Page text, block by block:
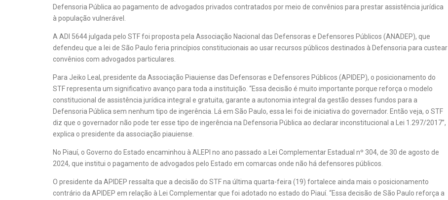
Defensoria Pública ao pagamento de advogados privados contratados por meio de convênios para prestar assistência jurídica
à população vulnerável.
A ADI 5644 julgada pelo STF foi proposta pela Associação Nacional das Defensoras e Defensores Públicos (ANADEP), que
defendeu que a lei de São Paulo feria princípios constitucionais ao usar recursos públicos destinados à Defensoria para custear
convênios com advogados particulares.
Para Jeiko Leal, presidente da Associação Piauiense das Defensoras e Defensores Públicos (APIDEP), o posicionamento do
STF representa um significativo avanço para toda a instituição. “Essa decisão é muito importante porque reforça o modelo
constitucional de assistência jurídica integral e gratuita, garante a autonomia integral da gestão desses fundos para a
Defensoria Pública sem nenhum tipo de ingerência. Lá em São Paulo, essa lei foi de iniciativa do governador. Então veja, o STF
diz que o governador não pode ter esse tipo de ingerência na Defensoria Pública ao declarar inconstitucional a Lei 1.297/2017”,
explica o presidente da associação piauiense.
No Piauí, o Governo do Estado encaminhou à ALEPI no ano passado a Lei Complementar Estadual nº 304, de 30 de agosto de
2024, que institui o pagamento de advogados pelo Estado em comarcas onde não há defensores públicos.
O presidente da APIDEP ressalta que a decisão do STF na última quarta-feira (19) fortalece ainda mais o posicionamento
contrário da APIDEP em relação à Lei Complementar que foi adotado no estado do Piauí. “Essa decisão de São Paulo reforça a